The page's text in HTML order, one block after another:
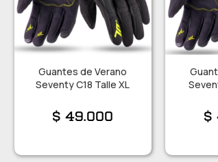
Guantes de Verano
Seventy C18 Talle XL
$ 49.000 $